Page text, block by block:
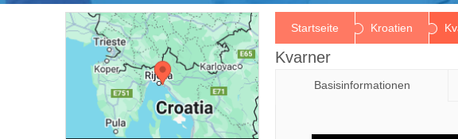
Startseite Kroatien
Kvarner
Basisinformationen